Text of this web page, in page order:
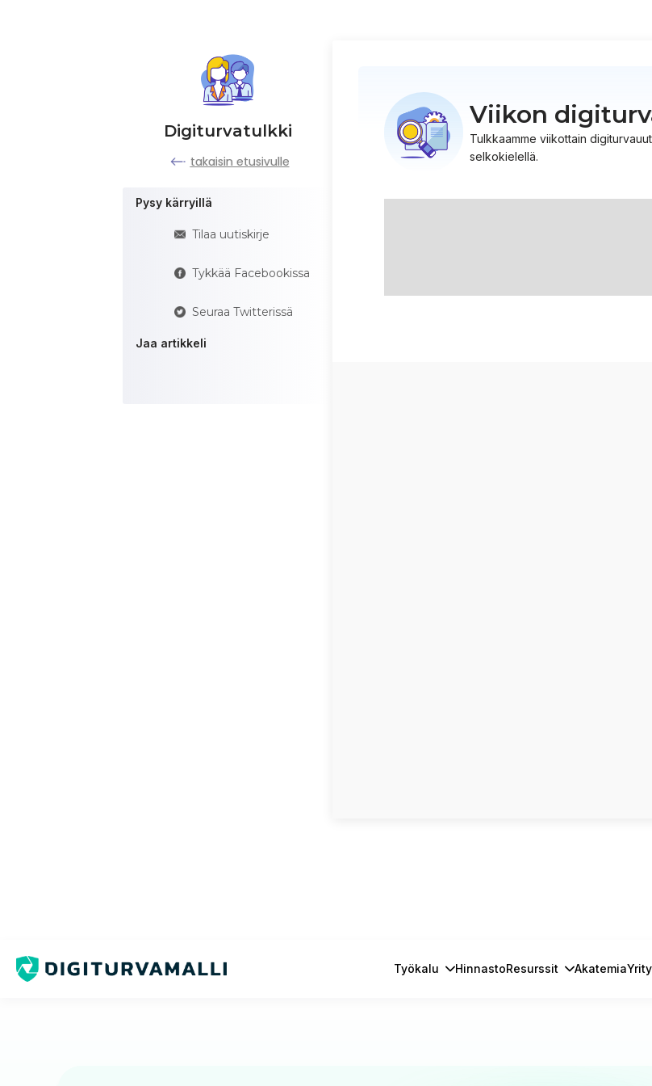
Digiturvatulkki
takaisin etusivulle
Pysy kärryillä
Tilaa uutiskirje
Tykkää Facebookissa
Seuraa Twitterissä
Jaa artikkeli
Viikon
Tulkkaamme viikottain
selkokielellä.
Työkalu HinnastoResurssit Akatemia